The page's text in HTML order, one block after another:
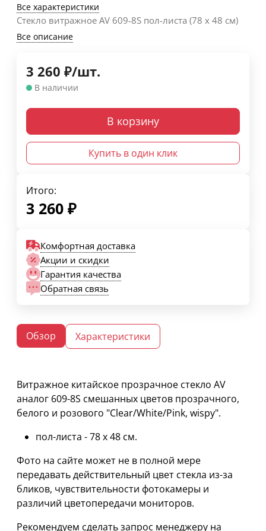
Все характеристики
Стекло витражное AV 609-8S пол-листа (78 х 48 см)
Все описание
3 260 ₽/шт.
В наличии
В корзину
Купить в один клик
Итого:
3 260 ₽
Комфортная доставка
Акции и скидки
Гарантия качества
Обратная связь
Обзор Характеристики
Витражное китайское прозрачное стекло AV
аналог 609-8S смешанных цветов прозрачного,
белого и розового "Clear/White/Pink, wispy".
пол-листа - 78 х 48 см.
Фото на сайте может не в полной мере
передавать действительный цвет стекла из-за
бликов, чувствительности фотокамеры и
различий цветопередачи мониторов.
Рекомендуем сделать запрос менеджеру на